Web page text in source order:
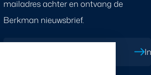
mailadres achter en ontvang de
Berkman nieuwsbrief.